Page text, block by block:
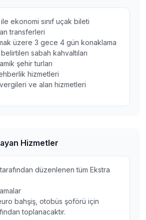
ile ekonomi sınıf uçak bileti
transferleri
üzere 3 gece 4 gün konaklama
sabah kahvaltıları
şehir turları
hizmetleri
vergileri ve alan hizmetleri
Hizmetler
düzenlenen tüm Ekstra
bahşiş, otobüs şoförü için
toplanacaktır.